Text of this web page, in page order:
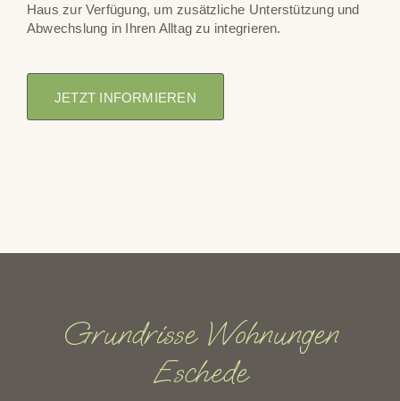
Haus zur Verfügung, um zusätzliche Unterstützung und
Abwechslung in Ihren Alltag zu integrieren.
JETZT INFORMIEREN
Grundrisse Wohnungen
Eschede